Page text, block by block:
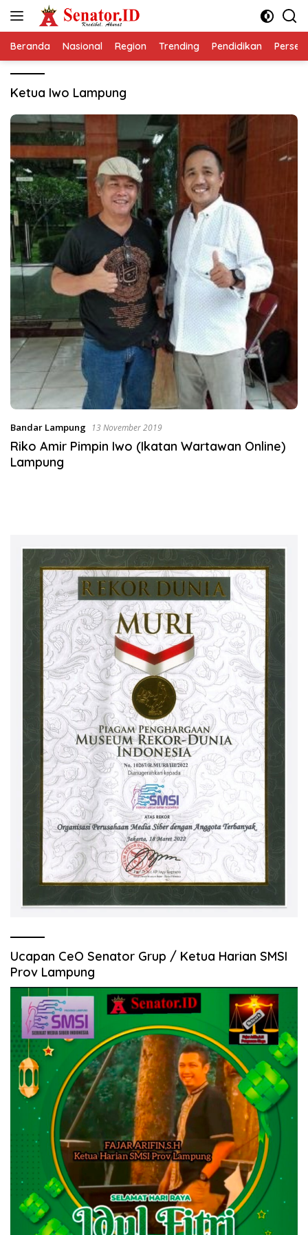
Beranda Nasional Region Trending Pendidikan
Ketua Iwo Lampung
Bandar Lampung 13 November 2019
Riko Amir Pimpin Iwo (Ikatan Wartawan Online)
Lampung
Ucapan CeO Senator Grup / Ketua Harian SMSI
Prov Lampung